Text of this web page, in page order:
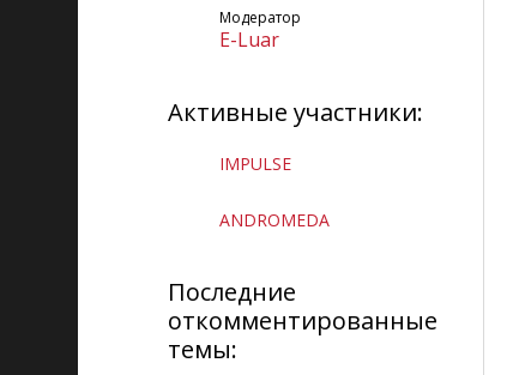
Модератор
E-Luar
Активные участники:
IMPULSE
ANDROMEDA
Последние
откомментированные
темы: